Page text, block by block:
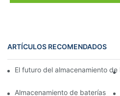
ARTÍCULOS RECOMENDADOS
El futuro del almacenamiento
Almacenamiento de baterías de